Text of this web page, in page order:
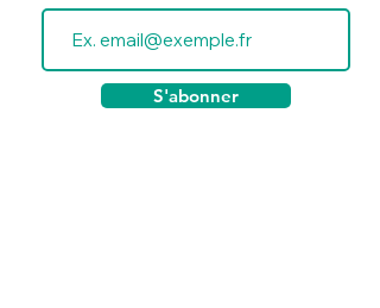
S'abonner